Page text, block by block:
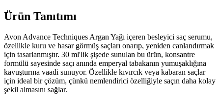
Ürün Tanıtımı
Avon Advance Techniques Argan Yağı içeren besleyici saç serumu,
özellikle kuru ve hasar görmüş saçları onarıp, yeniden canlandırmak
için tasarlanmıştır. 30 ml'lik şişede sunulan bu ürün, konsantre
formülü sayesinde saçı anında emperyal tabakanın yumuşaklığına
kavuşturma vaadi sunuyor. Özellikle kıvırcık veya kabaran saçlar
için ideal bir çözüm, çünkü nemlendirici özelliğiyle saçın daha kolay
şekil almasını sağlar.